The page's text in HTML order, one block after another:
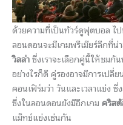
ด้วยความที่เป็นทัวร์ดูฟุตบอล ไ
ลอนดอนจะมีเกมพรีเมียร์ลีกที่น่
วิลล่าซึ่งเราจะเลือกคู่นี้ให้ชม
อย่างไรก็ดี คู่รองอาจมีการเปลี่
คอนเฟิร์มว่า วันและเวลาแข่ง
ซึ่งในลอนดอนยังมีอีกเกม คริส
แม็ทช์แข่งเช่นกัน